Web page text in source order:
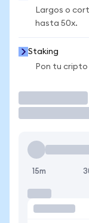
Largos o
hasta 50x.
Staking
Pon tu
15m